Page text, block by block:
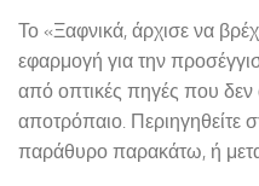
Το «Ξαφνικά, άρχισε να
εφαρμογή για την
από οπτικές πηγές που δεν
αποτρόπαιο. Περιηγηθείτε
παράθυρο παρακάτω, ή